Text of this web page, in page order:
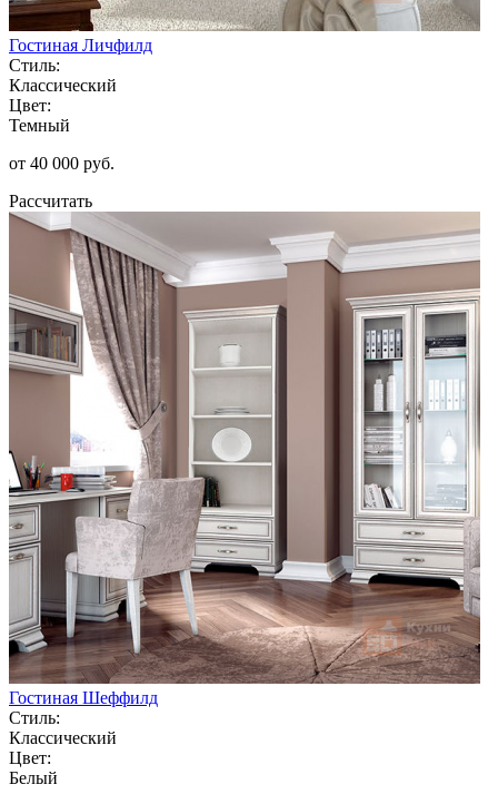
Гостиная Личфилд
Стиль:
Классический
Цвет:
Темный
от 40 000 руб.
Рассчитать
Гостиная Шеффилд
Стиль:
Классический
Цвет:
Белый